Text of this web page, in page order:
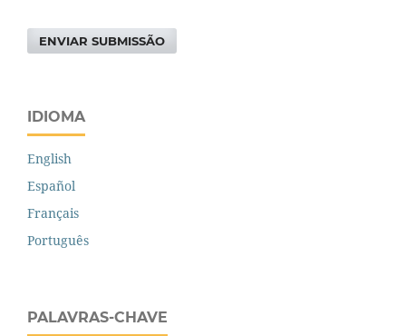
ENVIAR SUBMISSÃO
IDIOMA
English
Español
Français
Português
PALAVRAS-CHAVE